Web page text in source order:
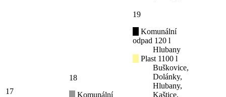
17
18
Komunální
19
Komunální
odpad 120 l
Hlubany
Plast 1100 l
Buškovice,
Dolánky,
Hlubany,
Kaštice,